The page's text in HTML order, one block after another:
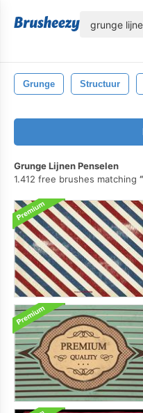
Grunge Structuur
Grunge Lijnen Penselen
1.412 free brushes matching